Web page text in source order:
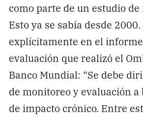
como parte de un estudio
Esto ya se sabía desde
explícitamente en el
evaluación que realizó el
Banco Mundial: “Se debe
de monitoreo y evaluación a
de impacto crónico. Entre